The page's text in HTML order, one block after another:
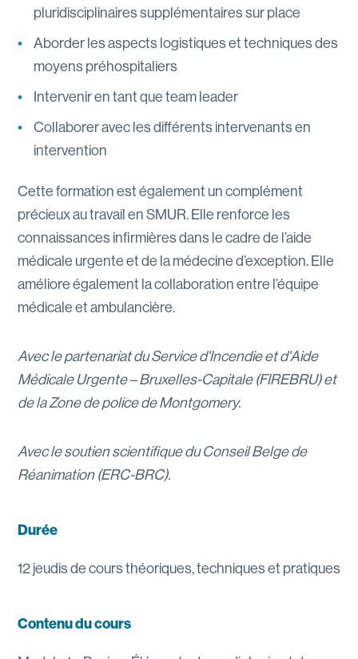
pluridisciplinaires supplémentaires sur place
Aborder les aspects logistiques et techniques des
moyens préhospitaliers
Intervenir en tant que team leader
Collaborer avec les différents intervenants en
intervention
Cette formation est également un complément
précieux au travail en SMUR. Elle renforce les
connaissances infirmières dans le cadre de l’aide
médicale urgente et de la médecine d’exception. Elle
améliore également la collaboration entre l’équipe
médicale et ambulancière.
Avec le partenariat du Service d'Incendie et d'Aide
Médicale Urgente – Bruxelles-Capitale (FIREBRU) et
de la Zone de police de Montgomery.
Avec le soutien scientifique du Conseil Belge de
Réanimation (ERC-BRC).
Durée
12 jeudis de cours théoriques, techniques et pratiques
Contenu du cours